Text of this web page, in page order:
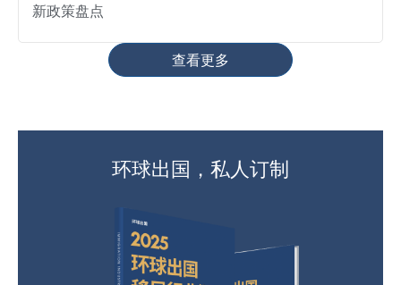
新政策盘点
查看更多
环球出国，私人订制